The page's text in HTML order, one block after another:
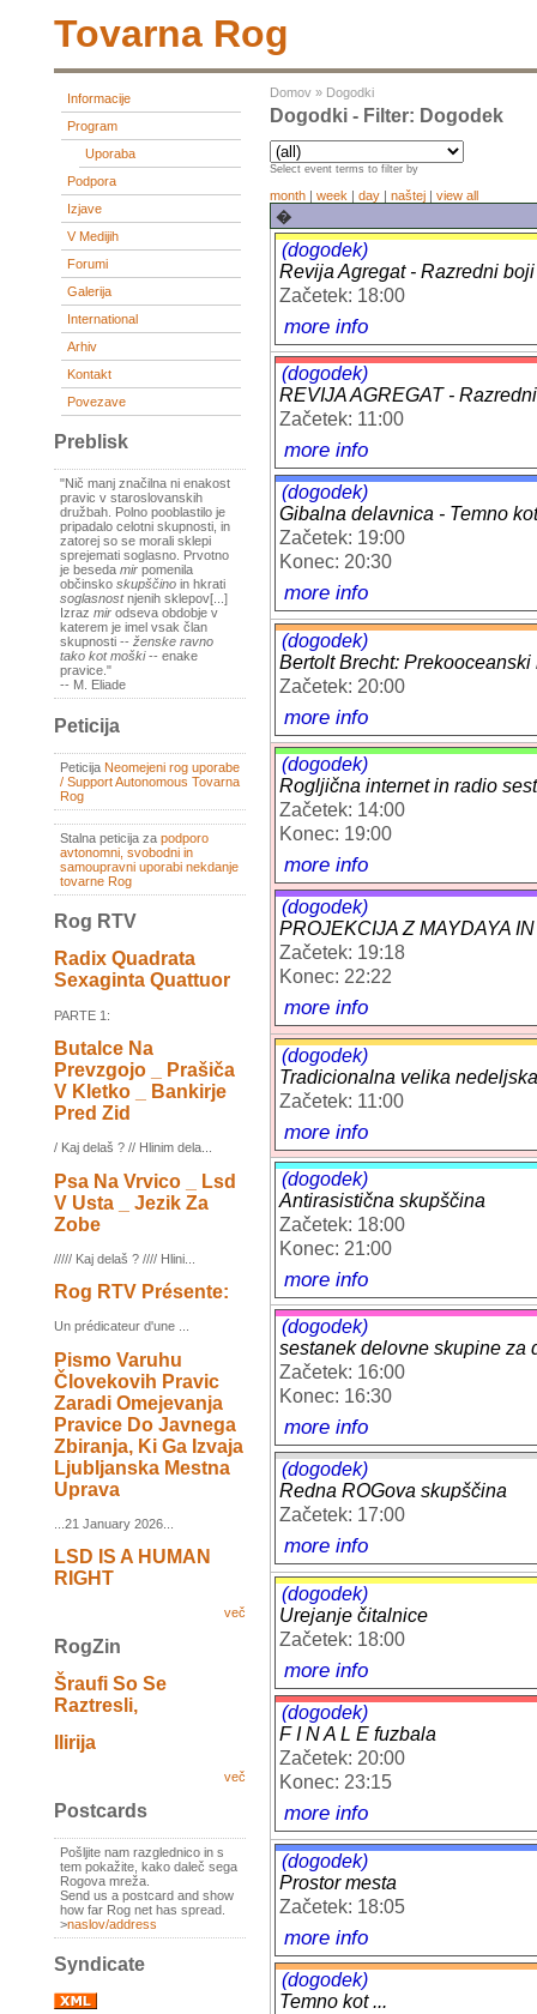
Tovarna Rog
Informacije
Program
Uporaba
Podpora
Izjave
V Medijih
Forumi
Galerija
International
Arhiv
Kontakt
Povezave
Preblisk
"Nič manj značilna ni enakost
pravic v staroslovanskih
družbah. Polno pooblastilo je
pripadalo celotni skupnosti, in
zatorej so se morali sklepi
sprejemati soglasno. Prvotno
je beseda mir pomenila
občinsko skupščino in hkrati
soglasnostnjenih sklepov[...]
Izraz mir odseva obdobje v
katerem je imel vsak član
skupnosti -- ženske ravno
tako kot moški-- enake
pravice."
-- M. Eliade
Peticija
Peticija Neomejeni rog uporabe
/ Support Autonomous Tovarna
Rog
Stalna peticija za podporo
avtonomni, svobodni in
samoupravni uporabi nekdanje
tovarne Rog
Rog RTV
Radix Quadrata
Sexaginta Quattuor
PARTE 1:
Butalce Na
Prevzgojo _ Prašiča
V Kletko _ Bankirje
Pred Zid
/ Kaj delaš ? // Hlinim dela...
Psa Na Vrvico _ Lsd
V Usta _ Jezik Za
Zobe
///// Kaj delaš ? //// Hlini...
Rog RTV Présente:
Un prédicateur d'une ...
Pismo Varuhu
Človekovih Pravic
Zaradi Omejevanja
Pravice Do Javnega
Zbiranja, Ki Ga Izvaja
Ljubljanska Mestna
Uprava
...21 January 2026...
LSD IS A HUMAN
RIGHT
več
RogZin
Šraufi So Se
Raztresli,
Ilirija
več
Postcards
Pošljite nam razglednico in s
tem pokažite, kako daleč sega
Rogova mreža.
Send us a postcard and show
how far Rog net has spread.
>naslov/address
Syndicate
Domov » Dogodki
Dogodki - Filter: Dogodek
Select event terms to filter by
month | week | day | naštej | view all
�
(dogodek)
Revija Agregat - Razredni boji
Začetek: 18:00
more info
(dogodek)
REVIJA AGREGAT -
Začetek: 11:00
more info
(dogodek)
Gibalna delavnica - Temno kot
Začetek: 19:00
Konec: 20:30
more info
(dogodek)
Bertolt Brecht: Prekooceanski
Začetek: 20:00
more info
(dogodek)
Rogljična internet in radio
Začetek: 14:00
Konec: 19:00
more info
(dogodek)
PROJEKCIJA Z MAYDAYA
Začetek: 19:18
Konec: 22:22
more info
(dogodek)
Tradicionalna velika
Začetek: 11:00
more info
(dogodek)
Antirasistična skupščina
Začetek: 18:00
Konec: 21:00
more info
(dogodek)
sestanek delovne skupine za
Začetek: 16:00
Konec: 16:30
more info
(dogodek)
Redna ROGova skupščina
Začetek: 17:00
more info
(dogodek)
Urejanje čitalnice
Začetek: 18:00
more info
(dogodek)
F I N A L E fuzbala
Začetek: 20:00
Konec: 23:15
more info
(dogodek)
Prostor mesta
Začetek: 18:05
more info
(dogodek)
Temno kot ...